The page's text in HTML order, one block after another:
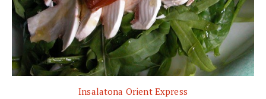
Insalatona Orient Express